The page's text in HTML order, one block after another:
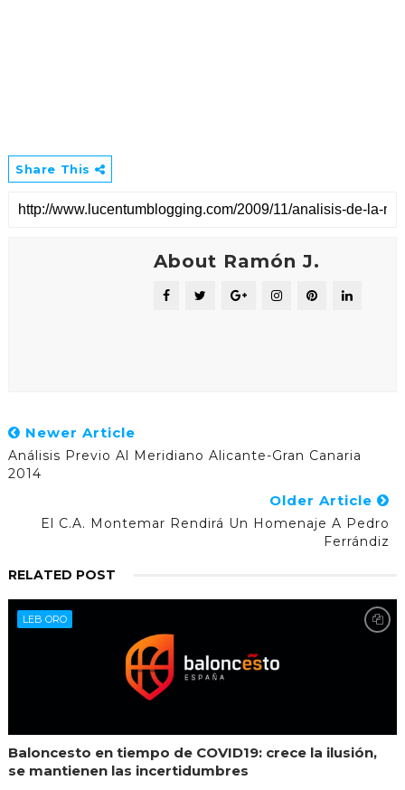
Share This
About Ramón J.
Newer Article
Análisis Previo Al Meridiano Alicante-Gran Canaria
2014
Older Article
El C.A. Montemar Rendirá Un Homenaje A Pedro
Ferrándiz
RELATED POST
LEB ORO
Baloncesto en tiempo de COVID19: crece la ilusión,
se mantienen las incertidumbres